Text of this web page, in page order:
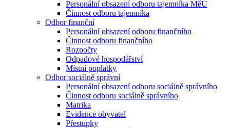
Personální obsazení odboru tajemníka MěÚ
Činnost odboru tajemníka
Odbor finanční
Personální obsazení odboru finančního
Činnost odboru finančního
Rozpočty
Odpadové hospodářství
Místní poplatky
Odbor sociálně správní
Personální obsazení odboru sociálně správního
Činnost odboru sociálně správního
Matrika
Evidence obyvatel
Přestupky